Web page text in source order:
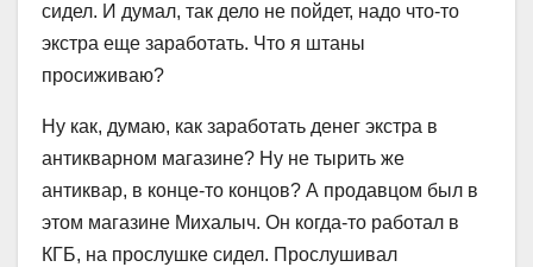
сидел. И думал, так дело не пойдет, надо что-то
экстра еще заработать. Что я штаны
просиживаю?
Ну как, думаю, как заработать денег экстра в
антикварном магазине? Ну не тырить же
антиквар, в конце-то концов? А продавцом был в
этом магазине Михалыч. Он когда-то работал в
КГБ, на прослушке сидел. Прослушивал